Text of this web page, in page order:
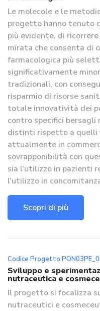
Le molecole e le
progetto hanno tenuto
più evidente, di
mirata che consenta di
farmacologica più
significativamente
tradizionali, con
risparmio di risorse
totale innovatività dei
contro specifici
distinti rispetto a quelli
attualmente in
sovrapponibilità con
sia l’utilizzo in pazienti
l’utilizzo in
Scopri di più
Codice Progetto
Sviluppo e
nutraceutica e
Il progetto si focalizza
nutraceutici e